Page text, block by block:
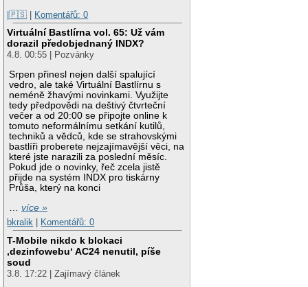
|🇵🇸 | Komentářů: 0
Virtuální Bastlírna vol. 65: Už vám
dorazil předobjednaný INDX?
4.8. 00:55 | Pozvánky
Srpen přinesl nejen další spalující
vedro, ale také Virtuální Bastlírnu s
neméně žhavými novinkami. Využijte
tedy předpovědi na deštivý čtvrteční
večer a od 20:00 se připojte online k
tomuto neformálnímu setkání kutilů,
techniků a vědců, kde se strahovskými
bastlíři proberete nejzajímavější věci, na
které jste narazili za poslední měsíc.
Pokud jde o novinky, řeč zcela jistě
přijde na systém INDX pro tiskárny
Průša, který na konci
…více »
bkralik
Komentářů: 0
T-Mobile nikdo k blokaci
‚dezinfowebu‘ AC24 nenutil, píše
soud
3.8. 17:22 | Zajímavý článek